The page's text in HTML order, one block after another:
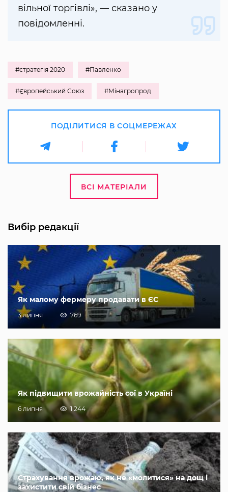
вільної торгівлі», — сказано у
повідомленні.
#стратегія 2020 #Павленко
#Європейський Союз #Мінагропрод
ПОДІЛИТИСЯ В СОЦМЕРЕЖАХ
ВСІ МАТЕРІАЛИ
Вибір редакції
Як малому фермеру продавати в ЄС
3 липня 769
Як підвищити врожайність сої в Україні
6 липня 1 244
Страхування врожаю, як не «молитися» на дощ і
захистити свій бізнес